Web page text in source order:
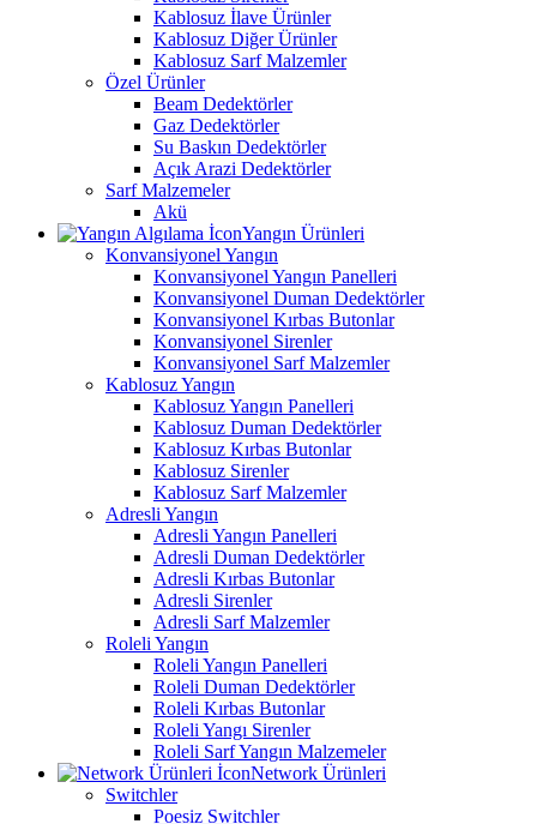
Kablosuz İlave Ürünler
Kablosuz Diğer Ürünler
Kablosuz Sarf Malzemler
Özel Ürünler
Beam Dedektörler
Gaz Dedektörler
Su Baskın Dedektörler
Açık Arazi Dedektörler
Sarf Malzemeler
Akü
Yangın Ürünleri
Konvansiyonel Yangın
Konvansiyonel Yangın Panelleri
Konvansiyonel Duman Dedektörler
Konvansiyonel Kırbas Butonlar
Konvansiyonel Sirenler
Konvansiyonel Sarf Malzemler
Kablosuz Yangın
Kablosuz Yangın Panelleri
Kablosuz Duman Dedektörler
Kablosuz Kırbas Butonlar
Kablosuz Sirenler
Kablosuz Sarf Malzemler
Adresli Yangın
Adresli Yangın Panelleri
Adresli Duman Dedektörler
Adresli Kırbas Butonlar
Adresli Sirenler
Adresli Sarf Malzemler
Roleli Yangın
Roleli Yangın Panelleri
Roleli Duman Dedektörler
Roleli Kırbas Butonlar
Roleli Yangı Sirenler
Roleli Sarf Yangın Malzemeler
Network Ürünleri
Switchler
Poesiz Switchler